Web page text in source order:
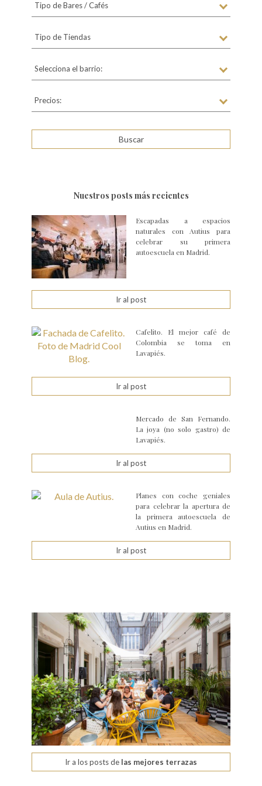
Tipo de Bares / Cafés
Tipo de Tiendas
Selecciona el barrio:
Precios:
Nuestros posts más recientes
Escapadas a espacios
naturales con Autius para
celebrar su primera
autoescuela en Madrid.
Ir al post
Cafelito. El mejor café de
Colombia se toma en
Lavapiés.
Ir al post
Mercado de San Fernando.
La joya (no solo gastro) de
Lavapiés.
Ir al post
Planes con coche geniales
para celebrar la apertura de
la primera autoescuela de
Autius en Madrid.
Ir al post
Ir a los posts de las mejores terrazas